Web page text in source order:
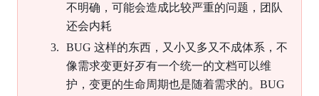
不明确，可能会造成比较严重的问题，团队
还会内耗
BUG 这样的东西，又小又多又不成体系，不
像需求变更好歹有一个统一的文档可以维
护，变更的生命周期也是随着需求的。BUG